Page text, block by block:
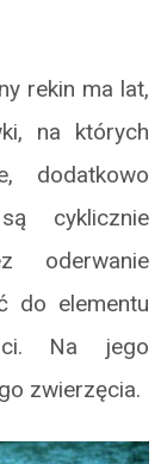
rekin ma lat,
na których
dodatkowo
cyklicznie
oderwanie
do elementu
Na jego
zwierzęcia.